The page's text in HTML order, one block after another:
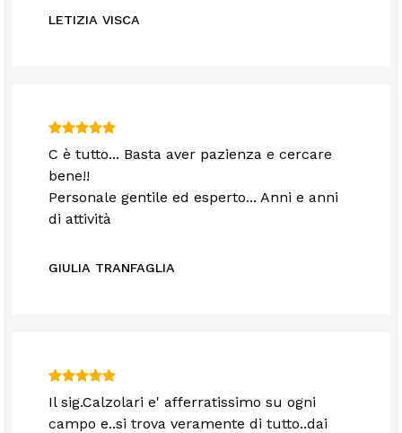
LETIZIA VISCA
C è tutto... Basta aver pazienza e cercare
bene!!
Personale gentile ed esperto... Anni e anni
di attività
GIULIA TRANFAGLIA
Il sig.Calzolari e' afferratissimo su ogni
campo e..si trova veramente di tutto..dai